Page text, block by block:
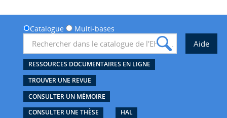
Catalogue Multi-bases
RESSOURCES DOCUMENTAIRES EN LIGNE
TROUVER UNE REVUE
CONSULTER UN MÉMOIRE
CONSULTER UNE THÈSE
HAL